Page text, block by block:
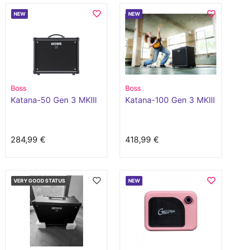
NEW
Boss
Katana-50 Gen 3 MKIII
284,99 €
NEW
Boss
Katana-100 Gen 3 MKIII
418,99 €
VERY GOOD STATUS NEW